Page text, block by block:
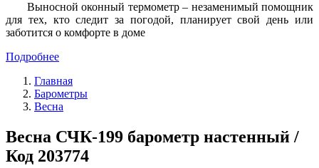
Выносной оконный термометр – незаменимый помощник
для тех, кто следит за погодой, планирует свой день или
заботится о комфорте в доме
Подробнее
Главная
Барометры
Весна
Весна СЧК-199 барометр настенный /
Код 203774